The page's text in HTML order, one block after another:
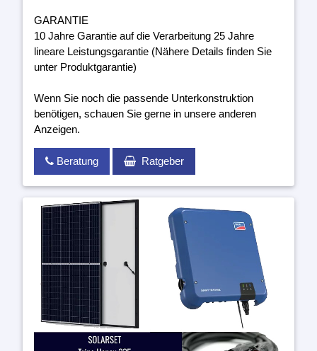
GARANTIE
10 Jahre Garantie auf die Verarbeitung 25 Jahre
lineare Leistungsgarantie (Nähere Details finden Sie
unter Produktgarantie)
Wenn Sie noch die passende Unterkonstruktion
benötigen, schauen Sie gerne in unsere anderen
Anzeigen.
Beratung Ratgeber